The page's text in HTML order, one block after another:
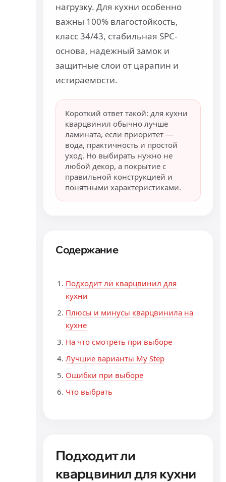
нагрузку. Для кухни особенно
важны 100% влагостойкость,
класс 34/43, стабильная SPC-
основа, надежный замок и
защитные слои от царапин и
истираемости.
Короткий ответ такой: для кухни
кварцвинил обычно лучше
ламината, если приоритет —
вода, практичность и простой
уход. Но выбирать нужно не
любой декор, а покрытие с
правильной конструкцией и
понятными характеристиками.
Содержание
Подходит ли кварцвинил для
кухни
Плюсы и минусы кварцвинила на
кухне
На что смотреть при выборе
Лучшие варианты My Step
Ошибки при выборе
Что выбрать
Подходит ли
кварцвинил для кухни